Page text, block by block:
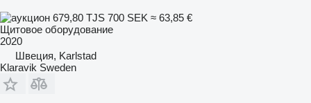
679,80 TJS 700 SEK ≈ 63,85 €
Щитовое оборудование
2020
Швеция, Karlstad
Klaravik Sweden